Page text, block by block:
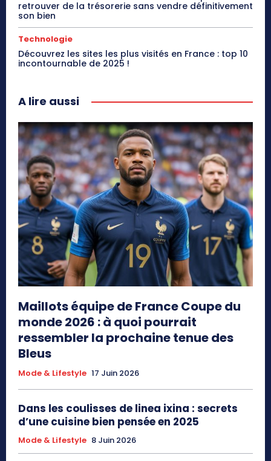
retrouver de la trésorerie sans vendre définitivement
son bien
Technologie
Découvrez les sites les plus visités en France : top 10
incontournable de 2025 !
A lire aussi
Maillots équipe de France Coupe du
monde 2026 : à quoi pourrait
ressembler la prochaine tenue des
Bleus
Mode & Lifestyle 17 Juin 2026
Dans les coulisses de linea ixina : secrets
d’une cuisine bien pensée en 2025
Mode & Lifestyle 8 Juin 2026